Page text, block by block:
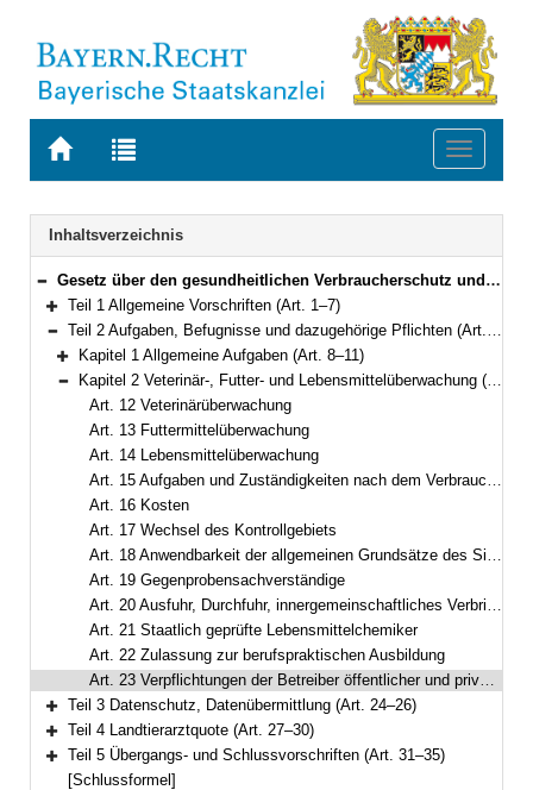
Zur
BAYERN.RECHT
Zur
letzten
Suche
Toggle
Navigation
Inhaltsverzeichnis
Bereich reduzieren
Gesetz über den gesundheitlichen Verbraucherschutz und das Veterinärwesen (GVVG) Vom 24. Juli 2003 (GVBl. S. 452, 752) BayRS 2120-1-U/G (Art. 1–35)
Bereich erweitern
Teil 1 Allgemeine Vorschriften (Art. 1–7)
Bereich reduzieren
Teil 2 Aufgaben, Befugnisse und dazugehörige Pflichten (Art. 8–23)
Bereich erweitern
Kapitel 1 Allgemeine Aufgaben (Art. 8–11)
Bereich reduzieren
Kapitel 2 Veterinär-, Futter- und Lebensmittelüberwachung (Art. 12–23)
Art. 12 Veterinärüberwachung
Art. 13 Futtermittelüberwachung
Art. 14 Lebensmittelüberwachung
Art. 15 Aufgaben und Zuständigkeiten nach dem Verbraucherinformationsgesetz
Art. 16 Kosten
Art. 17 Wechsel des Kontrollgebiets
Art. 18 Anwendbarkeit der allgemeinen Grundsätze des Sicherheitsrechts
Art. 19 Gegenprobensachverständige
Art. 20 Ausfuhr, Durchfuhr, innergemeinschaftliches Verbringen
Art. 21 Staatlich geprüfte Lebensmittelchemiker
Art. 22 Zulassung zur berufspraktischen Ausbildung
Art. 23 Verpflichtungen der Betreiber öffentlicher und privater Schlachthöfe
Bereich erweitern
Teil 3 Datenschutz, Datenübermittlung (Art. 24–26)
Bereich erweitern
Teil 4 Landtierarztquote (Art. 27–30)
Bereich erweitern
Teil 5 Übergangs- und Schlussvorschriften (Art. 31–35)
[Schlussformel]